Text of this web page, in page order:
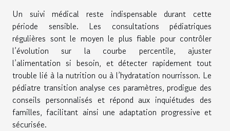
Un suivi médical reste indispensable durant cette
période sensible. Les consultations pédiatriques
régulières sont le moyen le plus fiable pour contrôler
l’évolution sur la courbe percentile, ajuster
l’alimentation si besoin, et détecter rapidement tout
trouble lié à la nutrition ou à l’hydratation nourrisson. Le
pédiatre transition analyse ces paramètres, prodigue des
conseils personnalisés et répond aux inquiétudes des
familles, facilitant ainsi une adaptation progressive et
sécurisée.